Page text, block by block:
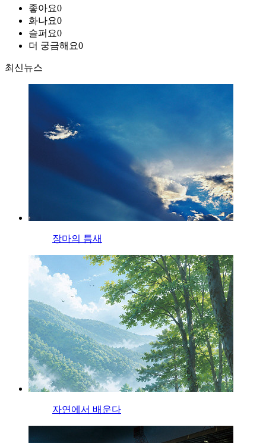
좋아요0
화나요0
슬퍼요0
더 궁금해요0
최신뉴스
장마의 틈새
자연에서 배운다